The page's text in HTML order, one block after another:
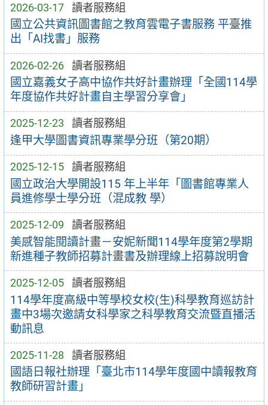
2026-03-17 讀者服務組
國立公共資訊圖書館之教育雲電子書服務 平臺推
出「AI找書」服務
2026-02-26 讀者服務組
國立嘉義女子高中協作共好計畫辦理「全國114學
年度協作共好計畫自主學習分享會」
2025-12-23 讀者服務組
逢甲大學圖書資訊專業學分班（第20期）
2025-12-15 讀者服務組
國立政治大學開設115 年上半年「圖書館專業人
員進修學士學分班（混成教 學）
2025-12-09 讀者服務組
美感智能閱讀計畫－安妮新聞114學年度第2學期
新進種子教師招募計畫書及辦理線上招募說明會
2025-12-05 讀者服務組
114學年度高級中等學校女校(生)科學教育巡訪計
畫中3場次邀請女科學家之科學教育交流暨直播活
動訊息
2025-11-28 讀者服務組
國語日報社辦理「臺北市114學年度國中讀報教育
教師研習計畫」